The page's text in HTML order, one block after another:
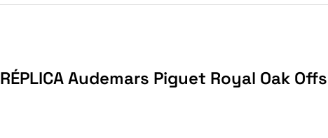
RÉPLICA Audemars Piguet Royal Oak